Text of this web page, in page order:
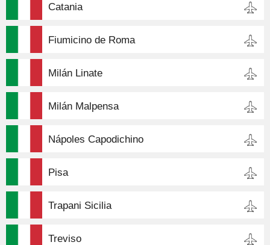
Catania
Fiumicino de Roma
Milán Linate
Milán Malpensa
Nápoles Capodichino
Pisa
Trapani Sicilia
Treviso